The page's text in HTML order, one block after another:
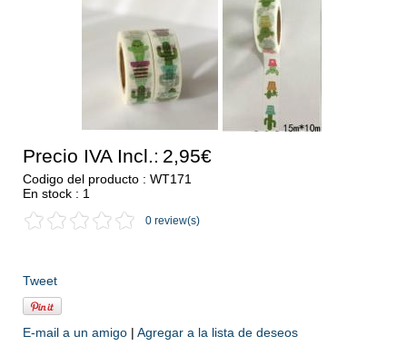
Precio IVA Incl.: 2,95€
Codigo del producto : WT171
En stock : 1
0 review(s)
Tweet
E-mail a un amigo | Agregar a la lista de deseos